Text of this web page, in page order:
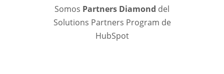
Somos Partners Diamond del
Solutions Partners Program de
HubSpot